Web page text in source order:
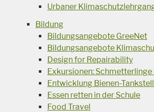
Urbaner
Bildung
Bildungsangebote GreeNet
Bildungsangebote
Design for Repairability
Exkursionen:
Entwicklung Bienen-
Essen retten in der Schule
Food Travel